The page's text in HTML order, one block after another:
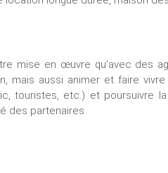
mise en œuvre qu’avec des
mais aussi animer et faire
touristes, etc.) et poursuivre
des partenaires.